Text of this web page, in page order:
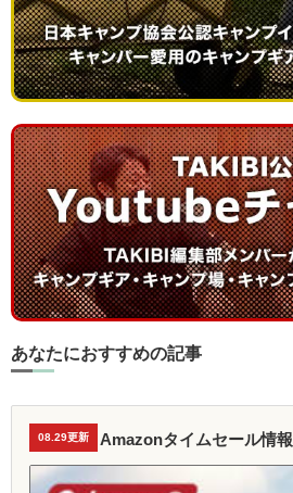
あなたにおすすめの記事
08.29更新 Amazonタイムセール情報